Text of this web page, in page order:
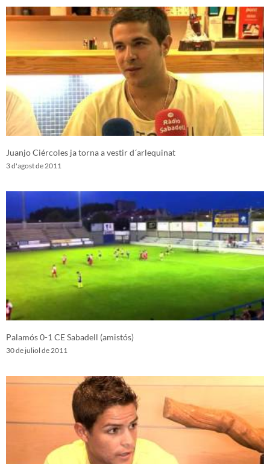
Juanjo Ciércoles ja torna a vestir d´arlequinat
3 d'agost de 2011
Palamós 0-1 CE Sabadell (amistós)
30 de juliol de 2011